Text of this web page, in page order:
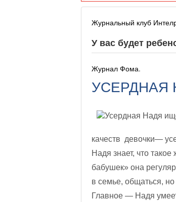
Журнальный клуб
У вас будет
Журнал Фома.
УСЕРДНАЯ
качеств девочки—
Надя знает, что
бабушек» она
в семье, общаться,
Главное — Надя